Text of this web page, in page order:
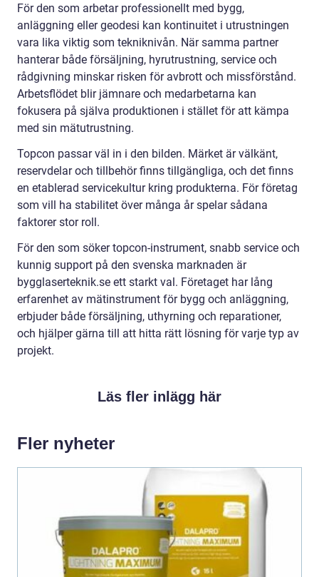
För den som arbetar professionellt med bygg,
anläggning eller geodesi kan kontinuitet i utrustningen
vara lika viktig som tekniknivån. När samma partner
hanterar både försäljning, hyrutrustning, service och
rådgivning minskar risken för avbrott och missförstånd.
Arbetsflödet blir jämnare och medarbetarna kan
fokusera på själva produktionen i stället för att kämpa
med sin mätutrustning.
Topcon passar väl in i den bilden. Märket är välkänt,
reservdelar och tillbehör finns tillgängliga, och det finns
en etablerad servicekultur kring produkterna. För företag
som vill ha stabilitet över många år spelar sådana
faktorer stor roll.
För den som söker topcon-instrument, snabb service och
kunnig support på den svenska marknaden är
bygglaserteknik.se ett starkt val. Företaget har lång
erfarenhet av mätinstrument för bygg och anläggning,
erbjuder både försäljning, uthyrning och reparationer,
och hjälper gärna till att hitta rätt lösning för varje typ av
projekt.
Läs fler inlägg här
Fler nyheter